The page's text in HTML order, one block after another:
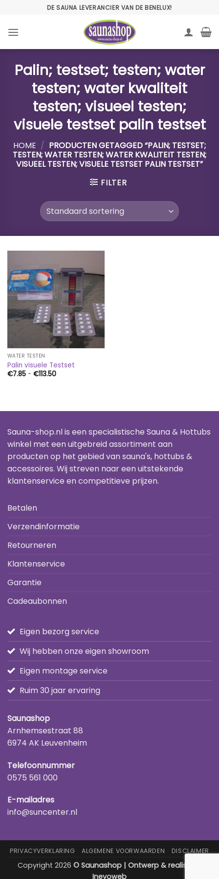
inhoud
DE SAUNA LEVERANCIER VAN DE BENELUX!
Palin; testset; testen; water
testen; water kwaliteit
testen; visueel testen;
visuele testset palin testset
HOME / PRODUCTEN GETAGGED “PALIN; TESTSET;
TESTEN; WATER TESTEN; WATER KWALITEIT TESTEN;
VISUEEL TESTEN; VISUELE TESTSET PALIN TESTSET”
FILTER
WATER TESTEN
Palin visuele Testset
€7.85 - €113.50Prijsklasse:
Sauna-shop.nl is een specialistische Sauna & Hottubs
winkel met een uitgebreid assortiment aan
producten op het gebied van sauna's, hottubs &
accessoires. Wij streven naar een uitstekende
klantenservice en competitieve prijzen.
Betalen
Verzendinformatie
Retourneren
Klantenservice
Garantie
Cadeaubonnen
Eigen bezorg service
Wij hebben onze eigen showroom
Eigen montage service
Ruim 30 jaar ervaring
Saunashop
Arnhemsestraat 88
6974 AK Leuvenheim
Telefoonnummer
0575 561 000
E-mailadres
info@suncenter.nl
PRIVACYVERKLARING ALGEMENE VOORWAARDEN DISCLAIMER
Copyright 2026 © Saunashop | Ontwerp & realisatie:
Inevoweb